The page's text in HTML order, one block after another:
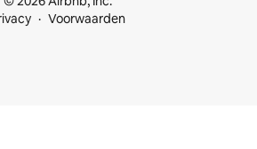
Voorwaarden